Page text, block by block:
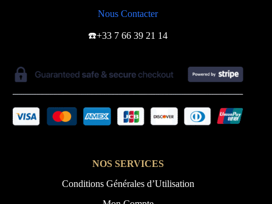
Nous Contacter
☎️+33 7 66 39 21 14
NOS SERVICES
Conditions Générales d’Utilisation